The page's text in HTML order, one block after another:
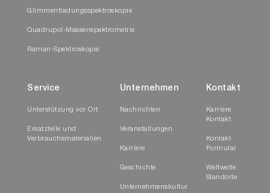
Glimmentladungsspektroskopie
Quadrupol-Massenspektrometrie
Raman-Spektroskopie
Service
Unterstützung vor Ort
Ersatzteile und
Verbrauchsmaterialien
Unternehmen
Nachrichten
Veranstaltungen
Karriere
Geschichte
Unternehmenskultur
Kontakt
Karriere
Kontakt
Kontakt
Formular
Weltweite
Standorte